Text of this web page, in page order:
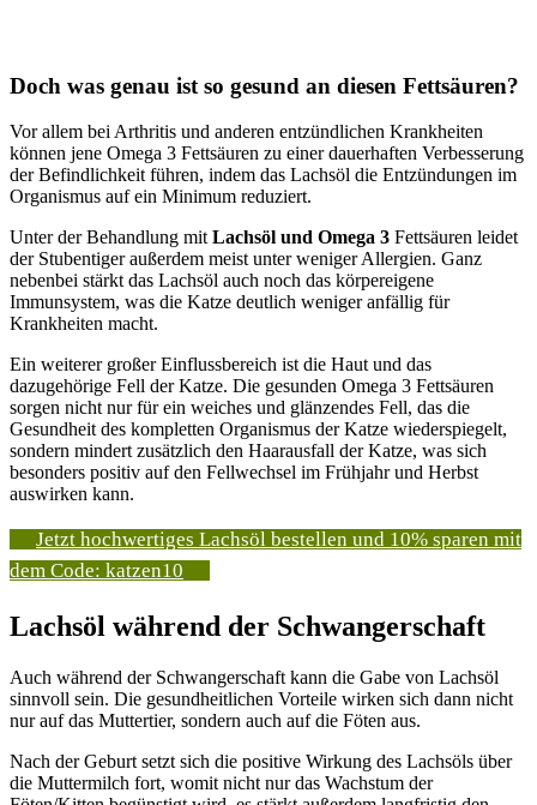
Doch was genau ist so gesund an diesen Fettsäuren?
Vor allem bei Arthritis und anderen entzündlichen Krankheiten
können jene Omega 3 Fettsäuren zu einer dauerhaften Verbesserung
der Befindlichkeit führen, indem das Lachsöl die Entzündungen im
Organismus auf ein Minimum reduziert.
Unter der Behandlung mit Lachsöl und Omega 3 Fettsäuren leidet
der Stubentiger außerdem meist unter weniger Allergien. Ganz
nebenbei stärkt das Lachsöl auch noch das körpereigene
Immunsystem, was die Katze deutlich weniger anfällig für
Krankheiten macht.
Ein weiterer großer Einflussbereich ist die Haut und das
dazugehörige Fell der Katze. Die gesunden Omega 3 Fettsäuren
sorgen nicht nur für ein weiches und glänzendes Fell, das die
Gesundheit des kompletten Organismus der Katze wiederspiegelt,
sondern mindert zusätzlich den Haarausfall der Katze, was sich
besonders positiv auf den Fellwechsel im Frühjahr und Herbst
auswirken kann.
Jetzt hochwertiges Lachsöl bestellen und 10% sparen mit
dem Code: katzen10
Lachsöl während der Schwangerschaft
Auch während der Schwangerschaft kann die Gabe von Lachsöl
sinnvoll sein. Die gesundheitlichen Vorteile wirken sich dann nicht
nur auf das Muttertier, sondern auch auf die Föten aus.
Nach der Geburt setzt sich die positive Wirkung des Lachsöls über
die Muttermilch fort, womit nicht nur das Wachstum der